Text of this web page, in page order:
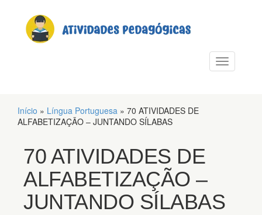
Alternar
Início » Língua Portuguesa » 70 ATIVIDADES DE
ALFABETIZAÇÃO – JUNTANDO SÍLABAS
70 ATIVIDADES DE
ALFABETIZAÇÃO –
JUNTANDO SÍLABAS